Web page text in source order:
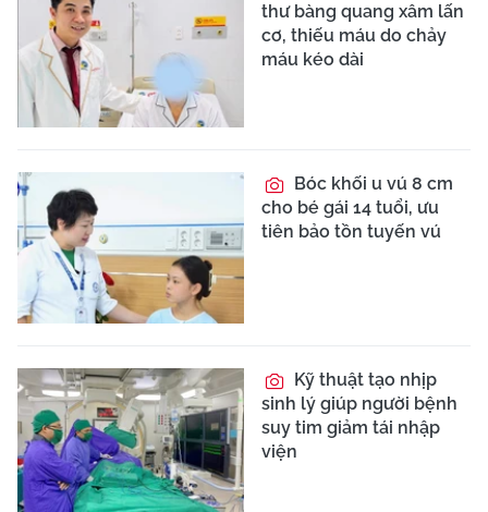
thư bàng quang xâm lấn
cơ, thiếu máu do chảy
máu kéo dài
Bóc khối u vú 8 cm
cho bé gái 14 tuổi, ưu
tiên bảo tồn tuyến vú
Kỹ thuật tạo nhịp
sinh lý giúp người bệnh
suy tim giảm tái nhập
viện